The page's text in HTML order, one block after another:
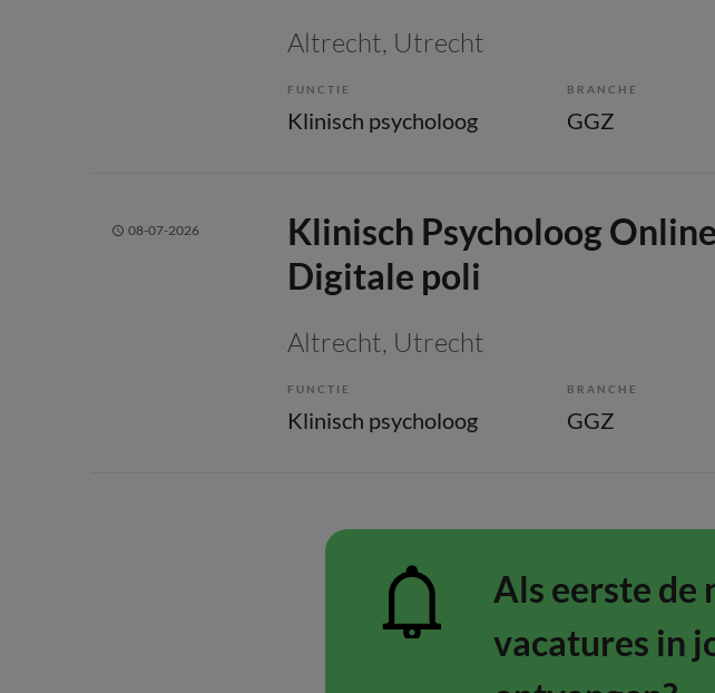
Altrecht, Utrecht
FUNCTIE
Klinisch psycholoog
BRANCHE
GGZ
08-07-2026
Klinisch Psycholoog
Digitale poli
Altrecht, Utrecht
FUNCTIE
Klinisch psycholoog
BRANCHE
GGZ
Als eerste de
vacatures in